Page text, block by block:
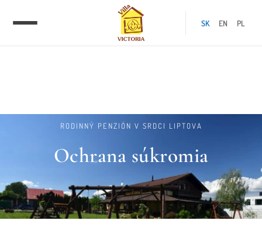
SK EN PL
RODINNÝ PENZIÓN V SRDCI LIPTOVA
Ochrana súkromia